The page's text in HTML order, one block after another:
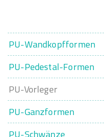
PU-Wandkopfformen
PU-Pedestal-Formen
PU-Vorleger
PU-Ganzformen